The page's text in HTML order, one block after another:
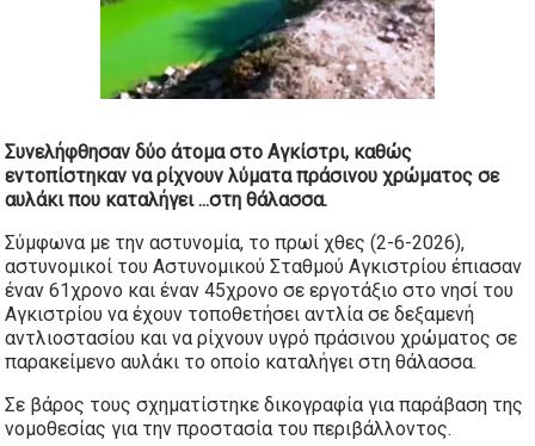
Συνελήφθησαν δύο άτομα στο Αγκίστρι, καθώς
εντοπίστηκαν να ρίχνουν λύματα πράσινου χρώματος σε
αυλάκι που καταλήγει ...στη θάλασσα.
Σύμφωνα με την αστυνομία, το πρωί χθες (2-6-2026),
αστυνομικοί του Αστυνομικού Σταθμού Αγκιστρίου έπιασαν
έναν 61χρονο και έναν 45χρονο σε εργοτάξιο στο νησί του
Αγκιστρίου να έχουν τοποθετήσει αντλία σε δεξαμενή
αντλιοστασίου και να ρίχνουν υγρό πράσινου χρώματος σε
παρακείμενο αυλάκι το οποίο καταλήγει στη θάλασσα.
Σε βάρος τους σχηματίστηκε δικογραφία για παράβαση της
νομοθεσίας για την προστασία του περιβάλλοντος.